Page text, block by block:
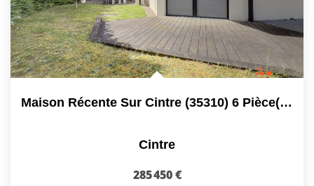
Maison Récente Sur Cintre (35310) 6 Pièce(s), 4 Chambres, ...
Cintre
285 450 €